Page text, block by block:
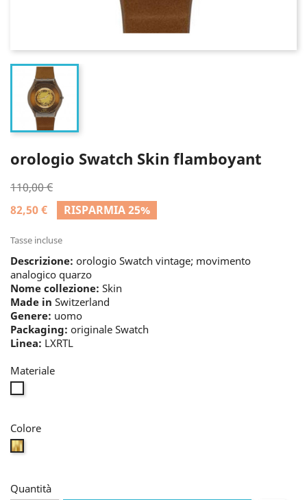
orologio Swatch Skin flamboyant
110,00 €
82,50 €
RISPARMIA 25%
Tasse incluse
Descrizione: orologio Swatch vintage; movimento
analogico quarzo
Nome collezione: Skin
Made in Switzerland
Genere: uomo
Packaging: originale Swatch
Linea: LXRTL
Materiale
Colore
Quantità